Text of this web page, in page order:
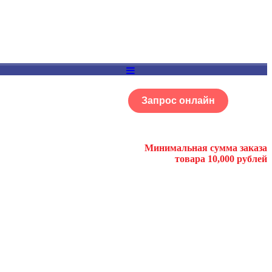
Запрос онлайн
Минимальная сумма заказа
товара 10,000 рублей